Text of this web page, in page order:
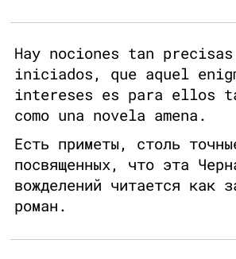
Hay nociones tan
iniciados, que aquel
intereses es para ellos
como una novela amena.
Есть приметы, столь
посвященных, что эта
вожделений читается как
роман.